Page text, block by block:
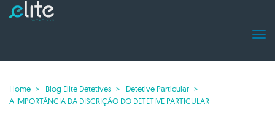
Home Blog Elite Detetives
Detetive Particular
A IMPORTÂNCIA DA DISCRIÇÃO DO DETETIVE PARTICULAR